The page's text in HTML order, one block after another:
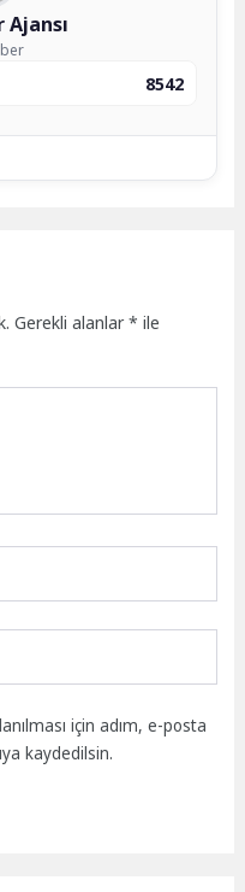
Ajansı
8542
Gerekli alanlar* ile
için adım, e-posta
kaydedilsin.